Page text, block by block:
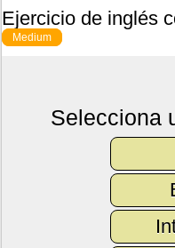
Ejercicio de inglés
Medium
Selecciona